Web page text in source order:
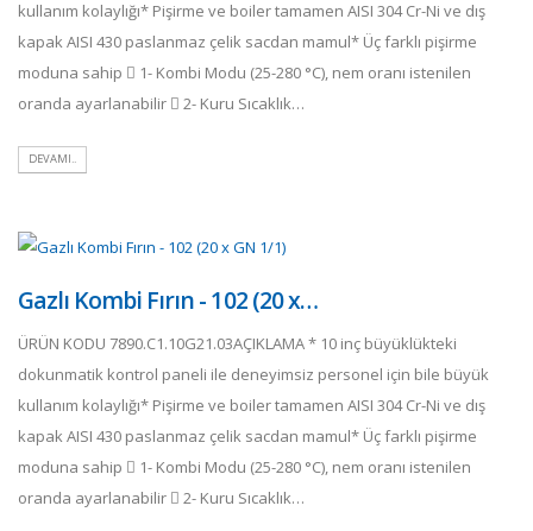
kullanım kolaylığı* Pişirme ve boiler tamamen AISI 304 Cr-Ni ve dış
kapak AISI 430 paslanmaz çelik sacdan mamul* Üç farklı pişirme
moduna sahip  1- Kombi Modu (25-280 °C), nem oranı istenilen
oranda ayarlanabilir  2- Kuru Sıcaklık…
DEVAMI..
Gazlı Kombi Fırın - 102 (20 x…
ÜRÜN KODU 7890.C1.10G21.03AÇIKLAMA * 10 inç büyüklükteki
dokunmatik kontrol paneli ile deneyimsiz personel için bile büyük
kullanım kolaylığı* Pişirme ve boiler tamamen AISI 304 Cr-Ni ve dış
kapak AISI 430 paslanmaz çelik sacdan mamul* Üç farklı pişirme
moduna sahip  1- Kombi Modu (25-280 °C), nem oranı istenilen
oranda ayarlanabilir  2- Kuru Sıcaklık…